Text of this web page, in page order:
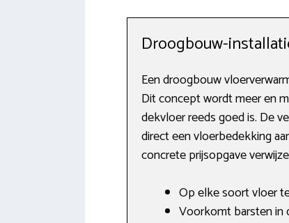
Droogbouw-
Een droogbouw
Dit concept wordt meer en
dekvloer reeds goed is. De
direct een vloerbedekking
concrete prijsopgave
Op elke soort vloer
Voorkomt barsten in